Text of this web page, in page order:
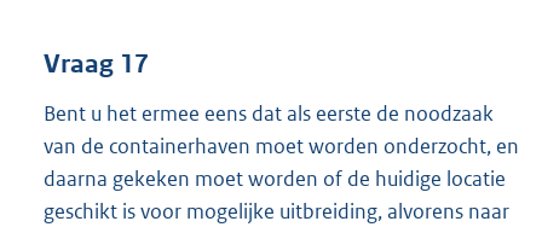
Vraag 17
Bent u het ermee eens dat als eerste de noodzaak
van de containerhaven moet worden onderzocht, en
daarna gekeken moet worden of de huidige locatie
geschikt is voor mogelijke uitbreiding, alvorens naar